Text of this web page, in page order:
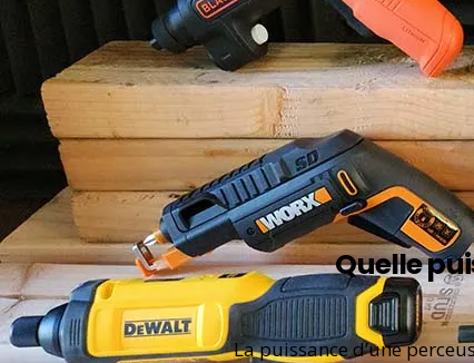
Quelle
La puissance d’une